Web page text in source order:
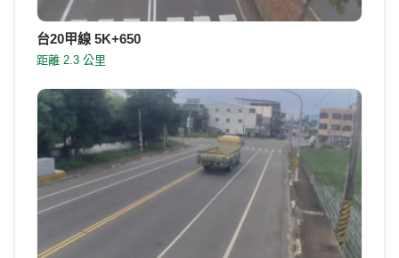
台20甲線 5K+650
距離 2.3 公里